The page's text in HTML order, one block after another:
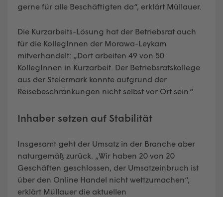
gerne für alle Beschäftigten da“, erklärt Müllauer.
Die Kurzarbeits-Lösung hat der Betriebsrat auch
für die KollegInnen der Morawa-Leykam
mitverhandelt: „Dort arbeiten 49 von 50
KollegInnen in Kurzarbeit. Der Betriebsratskollege
aus der Steiermark konnte aufgrund der
Reisebeschränkungen nicht selbst vor Ort sein.“
Inhaber setzen auf Stabilität
Insgesamt geht der Umsatz in der Branche aber
naturgemäß zurück. „Wir haben 20 von 20
Geschäften geschlossen, der Umsatzeinbruch ist
über den Online Handel nicht wettzumachen“,
erklärt Müllauer die aktuellen